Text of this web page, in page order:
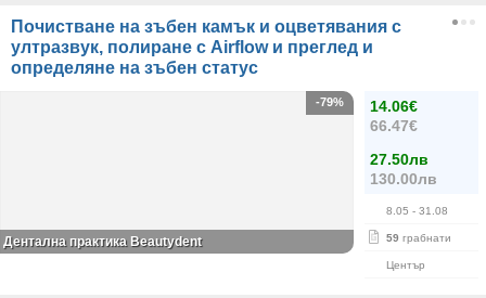
Почистване на зъбен камък и оцветявания с
ултразвук, полиране с Airflow и преглед и
определяне на зъбен статус
14.06€
66.47€
27.50лв
130.00лв
8.05 - 31.08
59 грабнати
Център
-79%
Дентална практика Beautydent